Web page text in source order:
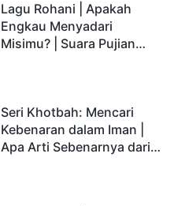
Lagu Rohani | Apakah
Engkau Menyadari
Misimu? | Suara Pujian
Seri Khotbah: Mencari
Kebenaran dalam Iman |
Apa Arti Sebenarnya dari